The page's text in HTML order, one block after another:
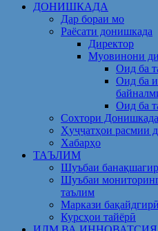
ДОНИШКАДА
Дар бораи мо
Раёсати донишкада
Директор
Муовинони
Оид ба
Оид ба
Оид ба
Сохтори Донишкада
Ҳуҷҷатҳои расмии
Хабарҳо
ТАЪЛИМ
Шуъбаи
Шуъбаи
таълим
Маркази
Курсҳои тайёрӣ